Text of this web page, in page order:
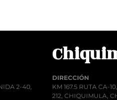
2-40,
DIRECCIÓN
KM 167.5 RUTA CA-
212, CHIQUIMULA,